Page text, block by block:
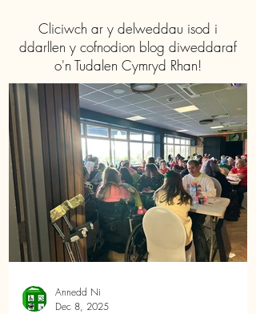
Cliciwch ar y delweddau isod i
ddarllen y cofnodion blog diweddaraf
o'n Tudalen Cymryd Rhan!
Annedd Ni
Dec 8, 2025